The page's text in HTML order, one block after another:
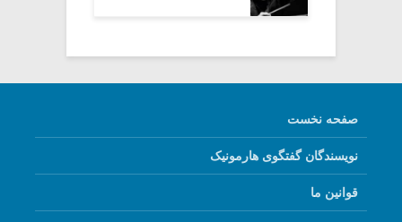
صفحه نخست
نویسندگان گفتگوی هارمونیک
قوانین ما